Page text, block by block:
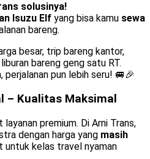
solusinya!
Isuzu Elf yang bisa kamu sewa
bareng.
besar, trip bareng kantor,
bareng geng satu RT.
perjalanan pun lebih seru! 🚐🎉
– Kualitas Maksimal
premium. Di Arni Trans,
dengan harga yang masih
untuk kelas travel nyaman